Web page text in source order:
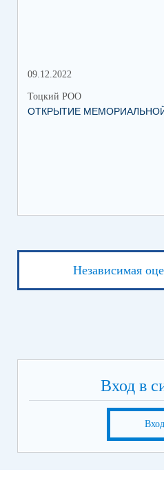
09.12.2022
Тоцкий РОО
ОТКРЫТИЕ
Независимая
Вход в
Вход